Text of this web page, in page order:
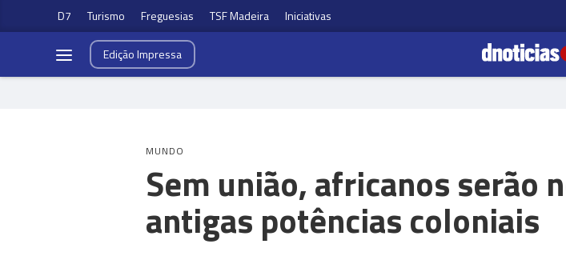
D7 Turismo Freguesias TSF Madeira Iniciativas
EdiçãoImpressa
MUNDO
Sem união, africanos serão
antigas potências coloniais